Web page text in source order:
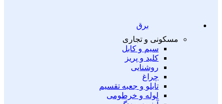
برق
مسکونی و تجاری
سیم و کابل
کلید و پریز
روشنایی
چراغ
تابلو و جعبه تقسیم
لوله و خرطومی